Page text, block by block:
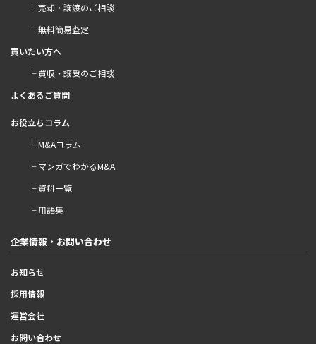
└ 売却・譲渡のご相談
└ 無料簡易査定
買いたい方へ
└ 買収・譲受のご相談
よくあるご質問
お役立ちコラム
└ M&Aコラム
└ マンガでわかるM&A
└ 資料一覧
└ 用語集
企業情報・お問い合わせ
お知らせ
採用情報
運営会社
お問い合わせ